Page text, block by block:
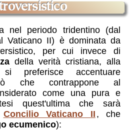
nel periodo tridentino (dal
Vaticano II) è dominata da
per cui invece di
della verità cristiana, alla
preferisce accentuare
che contrappone al
come una pura e
quest'ultima che sarà
Concilio Vaticano II , che
ecumenico):